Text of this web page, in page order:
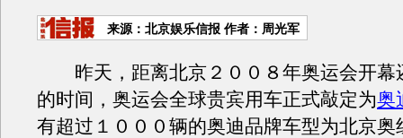
来源：北京娱乐信报 作者：周光军
昨天，距离北京２００８年奥运会开幕
的时间，奥运会全球贵宾用车正式敲定为奥
有超过１０００辆的奥迪品牌车型为北京奥